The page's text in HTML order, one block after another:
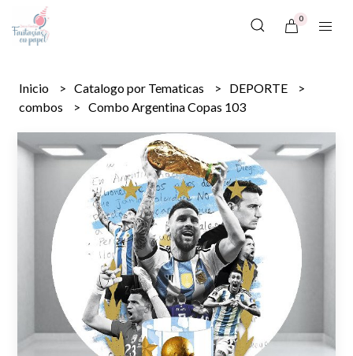
0
Inicio Catalogo por Tematicas
DEPORTE
combos
Combo Argentina Copas 103